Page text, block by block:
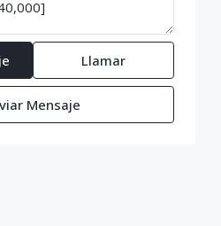
Llamar
Mensaje